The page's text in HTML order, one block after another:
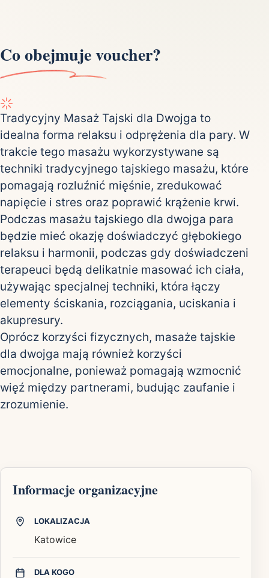
Co obejmuje voucher?
Tradycyjny Masaż Tajski dla Dwojga to
idealna forma relaksu i odprężenia dla pary. W
trakcie tego masażu wykorzystywane są
techniki tradycyjnego tajskiego masażu, które
pomagają rozluźnić mięśnie, zredukować
napięcie i stres oraz poprawić krążenie krwi.
Podczas masażu tajskiego dla dwojga para
będzie mieć okazję doświadczyć głębokiego
relaksu i harmonii, podczas gdy doświadczeni
terapeuci będą delikatnie masować ich ciała,
używając specjalnej techniki, która łączy
elementy ściskania, rozciągania, uciskania i
akupresury.
Oprócz korzyści fizycznych, masaże tajskie
dla dwojga mają również korzyści
emocjonalne, ponieważ pomagają wzmocnić
więź między partnerami, budując zaufanie i
zrozumienie.
Informacje organizacyjne
LOKALIZACJA
Katowice
DLA KOGO